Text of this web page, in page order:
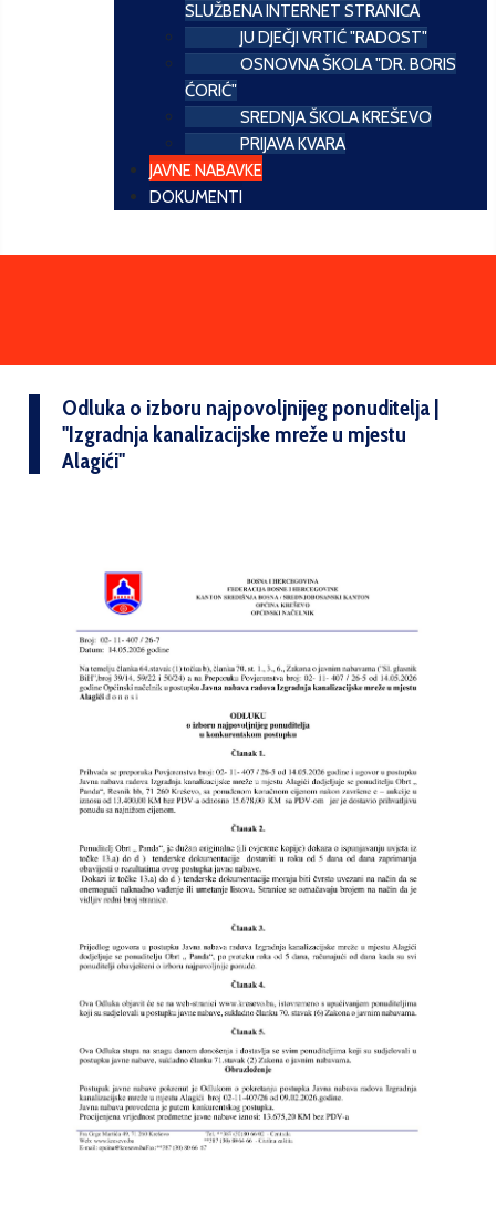
SLUŽBENA INTERNET STRANICA
JU DJEČJI VRTIĆ "RADOST"
OSNOVNA ŠKOLA "DR. BORIS
ĆORIĆ"
SREDNJA ŠKOLA KREŠEVO
PRIJAVA KVARA
JAVNE NABAVKE
DOKUMENTI
Odluka o izboru najpovoljnijeg ponuditelja |
''Izgradnja kanalizacijske mreže u mjestu
Alagići''